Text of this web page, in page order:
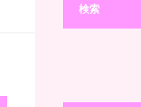
検索